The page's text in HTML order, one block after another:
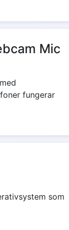
Mic
fungerar
som